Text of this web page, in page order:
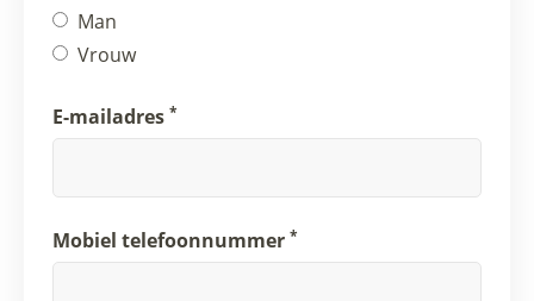
Man
Vrouw
E-mailadres *
Mobiel telefoonnummer *